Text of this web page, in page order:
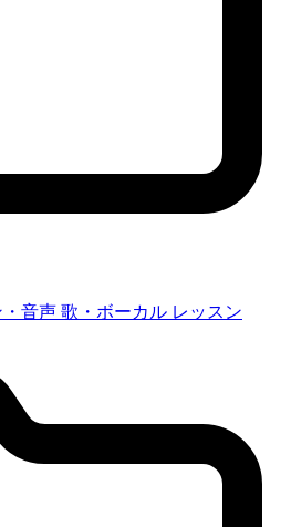
音声 歌・ボーカル レッスン